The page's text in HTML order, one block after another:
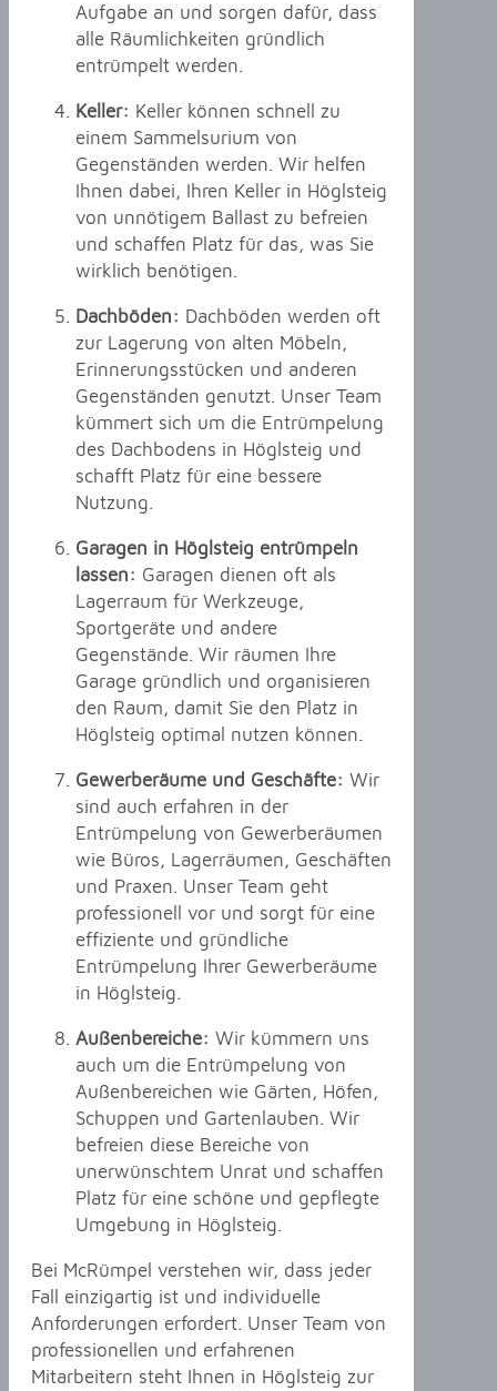
Aufgabe an und sorgen dafür, dass
alle Räumlichkeiten gründlich
entrümpelt werden.
Keller: Keller können schnell zu
einem Sammelsurium von
Gegenständen werden. Wir helfen
Ihnen dabei, Ihren Keller in Höglsteig
von unnötigem Ballast zu befreien
und schaffen Platz für das, was Sie
wirklich benötigen.
Dachböden: Dachböden werden oft
zur Lagerung von alten Möbeln,
Erinnerungsstücken und anderen
Gegenständen genutzt. Unser Team
kümmert sich um die Entrümpelung
des Dachbodens in Höglsteig und
schafft Platz für eine bessere
Nutzung.
Garagen in Höglsteig entrümpeln
lassen: Garagen dienen oft als
Lagerraum für Werkzeuge,
Sportgeräte und andere
Gegenstände. Wir räumen Ihre
Garage gründlich und organisieren
den Raum, damit Sie den Platz in
Höglsteig optimal nutzen können.
Gewerberäume und Geschäfte: Wir
sind auch erfahren in der
Entrümpelung von Gewerberäumen
wie Büros, Lagerräumen, Geschäften
und Praxen. Unser Team geht
professionell vor und sorgt für eine
effiziente und gründliche
Entrümpelung Ihrer Gewerberäume
in Höglsteig.
Außenbereiche: Wir kümmern uns
auch um die Entrümpelung von
Außenbereichen wie Gärten, Höfen,
Schuppen und Gartenlauben. Wir
befreien diese Bereiche von
unerwünschtem Unrat und schaffen
Platz für eine schöne und gepflegte
Umgebung in Höglsteig.
Bei McRümpel verstehen wir, dass jeder
Fall einzigartig ist und individuelle
Anforderungen erfordert. Unser Team von
professionellen und erfahrenen
Mitarbeitern steht Ihnen in Höglsteig zur